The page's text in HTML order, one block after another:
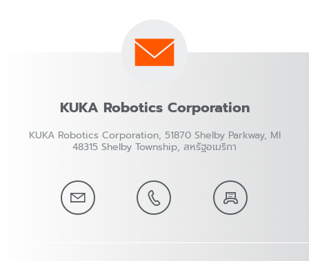
KUKA Robotics Corporation
KUKA Robotics Corporation, 51870 Shelby Parkway, MI
48315 Shelby Township, สหรัฐอเมริกา